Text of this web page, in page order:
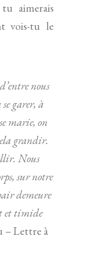
aimerais
vois-tu le
nous
garer, à
marie, on
grandir.
Nous
sur notre
demeure
et timide
– Lettre à